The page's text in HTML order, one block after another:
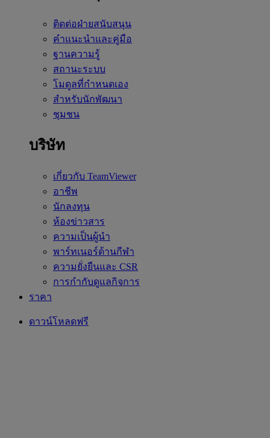
ติดต่อฝ่ายสนับสนุน
คำแนะนำและคู่มือ
ฐานความรู้
สถานะระบบ
โมดูลที่กำหนดเอง
สำหรับนักพัฒนา
ชุมชน
บริษัท
เกี่ยวกับ TeamViewer
อาชีพ
นักลงทุน
ห้องข่าวสาร
ความเป็นผู้นำ
พาร์ทเนอร์ด้านกีฬา
ความยั่งยืนและ CSR
การกำกับดูแลกิจการ
ราคา
ดาวน์โหลดฟรี